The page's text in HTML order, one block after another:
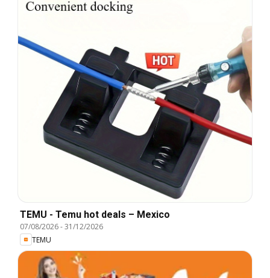
TEMU - Temu hot deals – Mexico
07/08/2026-31/12/2026
TEMU